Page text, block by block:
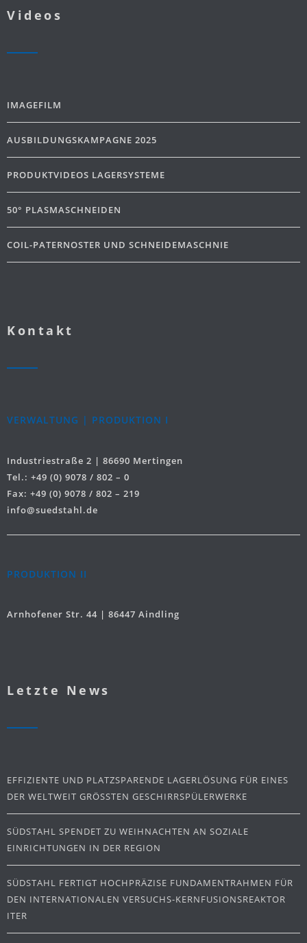
Videos
IMAGEFILM
AUSBILDUNGSKAMPAGNE 2025
PRODUKTVIDEOS LAGERSYSTEME
50° PLASMASCHNEIDEN
COIL-PATERNOSTER UND SCHNEIDEMASCHNIE
Kontakt
VERWALTUNG | PRODUKTION I
Industriestraße 2 | 86690 Mertingen
Tel.: +49 (0) 9078 / 802 – 0
Fax: +49 (0) 9078 / 802 – 219
info@suedstahl.de
PRODUKTION II
Arnhofener Str. 44 | 86447 Aindling
Letzte News
EFFIZIENTE UND PLATZSPARENDE LAGERLÖSUNG FÜR EINES
DER WELTWEIT GRÖSSTEN GESCHIRRSPÜLERWERKE
SÜDSTAHL SPENDET ZU WEIHNACHTEN AN SOZIALE
EINRICHTUNGEN IN DER REGION
SÜDSTAHL FERTIGT HOCHPRÄZISE FUNDAMENTRAHMEN FÜR
DEN INTERNATIONALEN VERSUCHS-KERNFUSIONSREAKTOR
ITER